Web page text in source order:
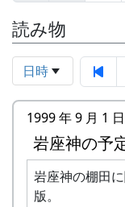
読み物
日時
1999 年 9 月 1
岩座神の予
岩座神の棚田
版。